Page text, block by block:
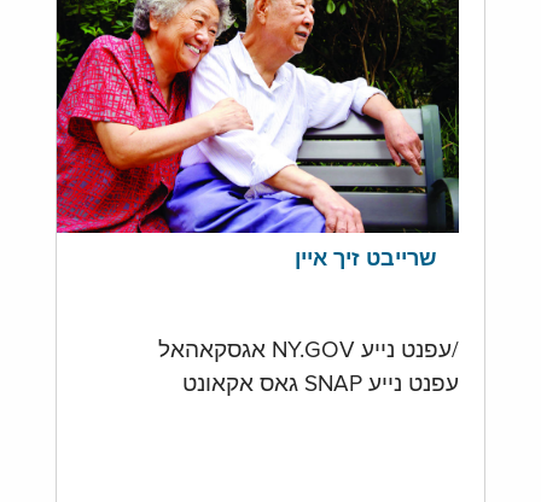
שרייבט זיך איין
/עפנט נייע NY.GOV אגסקאהאל
עפנט נייע SNAP גאס אקאונט